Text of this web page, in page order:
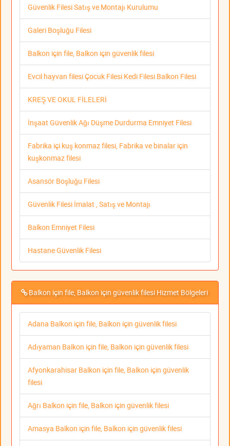
Güvenlik Filesi Satış ve Montajı Kurulumu
Galeri Boşluğu Filesi
Balkon için file, Balkon için güvenlik filesi
Evcil hayvan filesi Çocuk Filesi Kedi Filesi Balkon Filesi
KREŞ VE OKUL FİLELERİ
İnşaat Güvenlik Ağı Düşme Durdurma Emniyet Filesi
Fabrika içi kuş konmaz filesi, Fabrika ve binalar için
kuşkonmaz filesi
Asansör Boşluğu Filesi
Güvenlik Filesi İmalat , Satış ve Montajı
Balkon Emniyet Filesi
Hastane Güvenlik Filesi
Balkon için file, Balkon için güvenlik filesi Hizmet Bölgeleri
Adana Balkon için file, Balkon için güvenlik filesi
Adıyaman Balkon için file, Balkon için güvenlik filesi
Afyonkarahisar Balkon için file, Balkon için güvenlik
filesi
Ağrı Balkon için file, Balkon için güvenlik filesi
Amasya Balkon için file, Balkon için güvenlik filesi